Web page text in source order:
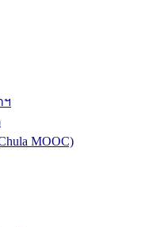
ฯ
MOOC)